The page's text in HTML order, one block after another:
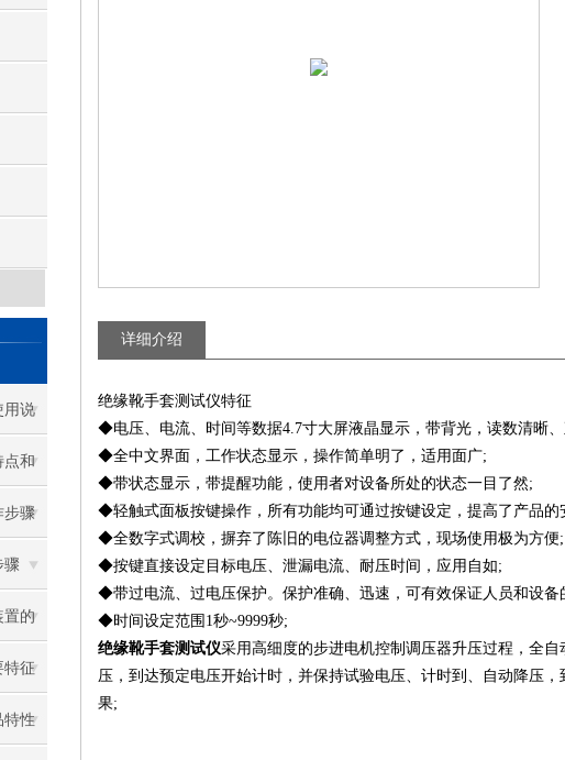
用说
点和
步骤
骤
置的
特征
特性
详细介绍
绝缘靴手套测试仪特征
◆电压、电流、时间等数据4.7寸大屏液晶显示，带背光，读数清晰
◆全中文界面，工作状态显示，操作简单明了，适用面广;
◆带状态显示，带提醒功能，使用者对设备所处的状态一目了然;
◆轻触式面板按键操作，所有功能均可通过按键设定，提高了产品的
◆全数字式调校，摒弃了陈旧的电位器调整方式，现场使用极为方便;
◆按键直接设定目标电压、泄漏电流、耐压时间，应用自如;
◆带过电流、过电压保护。保护准确、迅速，可有效保证人员和设备
◆时间设定范围1秒~9999秒;
绝缘靴手套测试仪采用高细度的步进电机控制调压器升压过程，全
压，到达预定电压开始计时，并保持试验电压、计时到、自动降压
果;